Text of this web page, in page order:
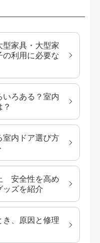
家具・大型家
の利用に必要な
いろある？室内
室内ドア選び方
安全性を高め
ッズを紹介
き、原因と修理